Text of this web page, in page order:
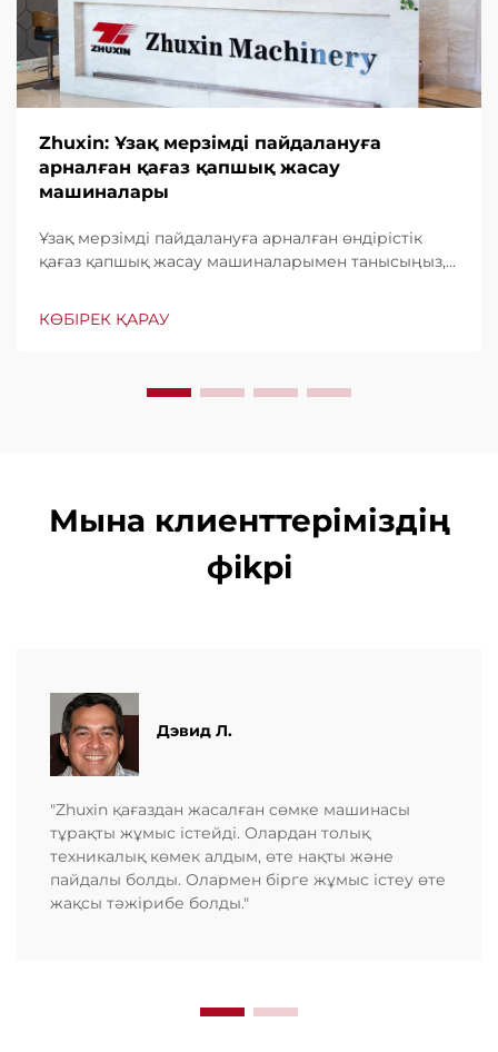
Zhuxin: Ұзақ мерзімді пайдалануға
арналған қағаз қапшық жасау
машиналары
Ұзақ мерзімді пайдалануға арналған өндірістік
қағаз қапшық жасау машиналарымен танысыңыз,
жеңілдігі мен аз үзіліс уақыты үшін сенімді. Білікті
КӨБІРЕК ҚАРАУ
Мына клиенттеріміздің
фikрi
Дэвид Л.
"Zhuxin қағаздан жасалған сөмке машинасы
тұрақты жұмыс істейді. Олардан толық
техникалық көмек алдым, өте нақты және
пайдалы болды. Олармен бірге жұмыс істеу өте
жақсы тәжірибе болды."